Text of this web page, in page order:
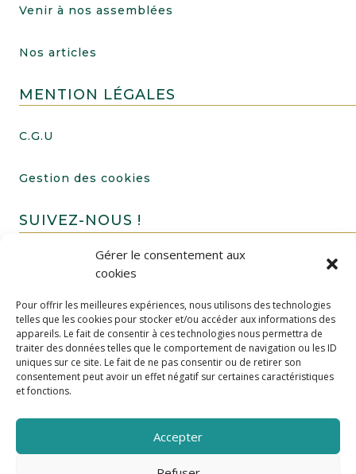
Gérer le consentement aux
cookies
Pour offrir les meilleures expériences, nous utilisons des technologies
telles que les cookies pour stocker et/ou accéder aux informations des
appareils. Le fait de consentir à ces technologies nous permettra de
traiter des données telles que le comportement de navigation ou les ID
uniques sur ce site. Le fait de ne pas consentir ou de retirer son
consentement peut avoir un effet négatif sur certaines caractéristiques
et fonctions.
Accepter
Venir à nos assemblées
Nos articles
MENTION LÉGALES
C.G.U
Gestion des cookies
SUIVEZ-NOUS !
FAIRE UN DON